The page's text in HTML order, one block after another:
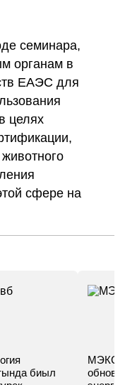
семинара,
органам в
ЕАЭС для
целях
сфере на
биыл
МЭКС -